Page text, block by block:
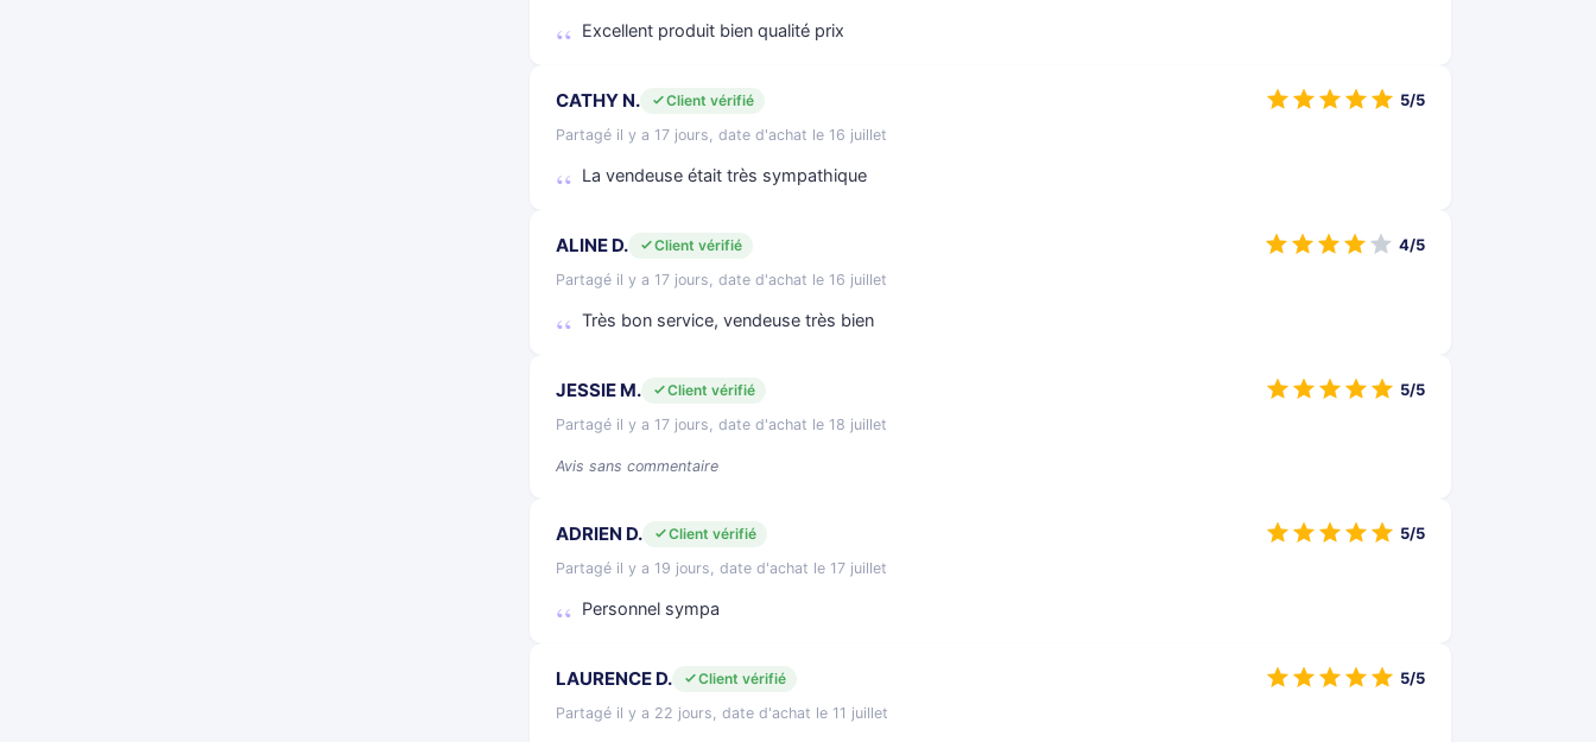
Excellent produit bien qualité prix
CATHY N.
Client vérifié
Partagé il y a 17 jours, date d'achat le 16 juillet
La vendeuse était très sympathique
5/5
ALINE D.
Client vérifié
Partagé il y a 17 jours, date d'achat le 16 juillet
Très bon service, vendeuse très bien
4/5
JESSIE M.
Client vérifié
Partagé il y a 17 jours, date d'achat le 18 juillet
Avis sans commentaire
5/5
ADRIEN D.
Client vérifié
Partagé il y a 19 jours, date d'achat le 17 juillet
Personnel sympa
5/5
LAURENCE D.
Client vérifié
Partagé il y a 22 jours, date d'achat le 11 juillet
5/5